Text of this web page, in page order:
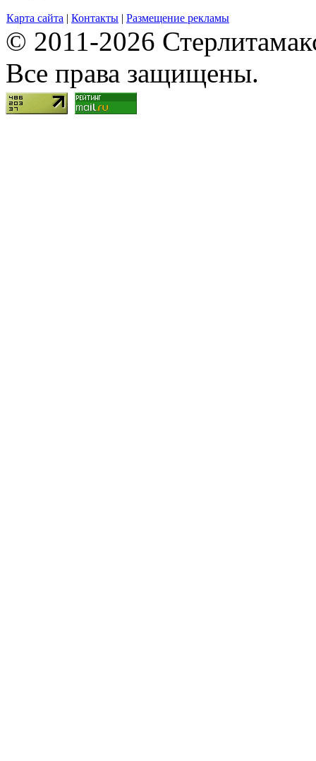
Карта сайта | Контакты | Размещение рекламы
© 2011-2026
Все права защищены.